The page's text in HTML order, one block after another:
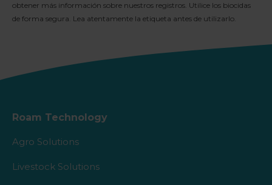
obtener más información sobre nuestros registros. Utilice los biocidas
de forma segura. Lea atentamente la etiqueta antes de utilizarlo.
Roam Technology
Agro Solutions
Livestock Solutions